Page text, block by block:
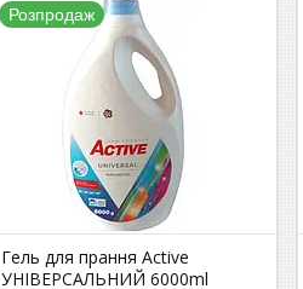
Розпродаж
Гель для прання Active
УНІВЕРСАЛЬНИЙ 6000ml